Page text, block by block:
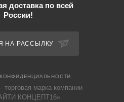
доставка по всей
России!
НА РАССЫЛКУ
торговая марка компании
КОНЦЕПТ16»